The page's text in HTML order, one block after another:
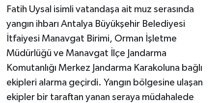
Fatih Uysal isimli vatandaşa ait muz serasında
yangın ihbarı Antalya Büyükşehir Belediyesi
İtfaiyesi Manavgat Birimi, Orman İşletme
Müdürlüğü ve Manavgat İlçe Jandarma
Komutanlığı Merkez Jandarma Karakoluna bağlı
ekipleri alarma geçirdi. Yangın bölgesine ulaşan
ekipler bir taraftan yanan seraya müdahalede